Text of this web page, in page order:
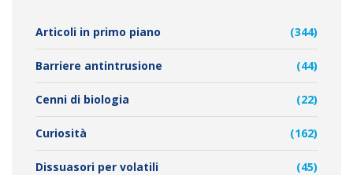
Articoli in primo piano (344)
Barriere antintrusione (44)
Cenni di biologia (22)
Curiosità (162)
Dissuasori per volatili (45)